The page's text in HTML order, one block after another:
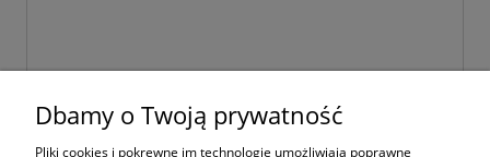
Dbamy o Twoją prywatność
Pliki cookies i pokrewne im technologie umożliwiają poprawne